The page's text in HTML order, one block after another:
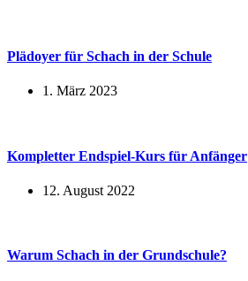
Plädoyer für Schach in der Schule
1. März 2023
Kompletter Endspiel-Kurs für Anfänger
12. August 2022
Warum Schach in der Grundschule?